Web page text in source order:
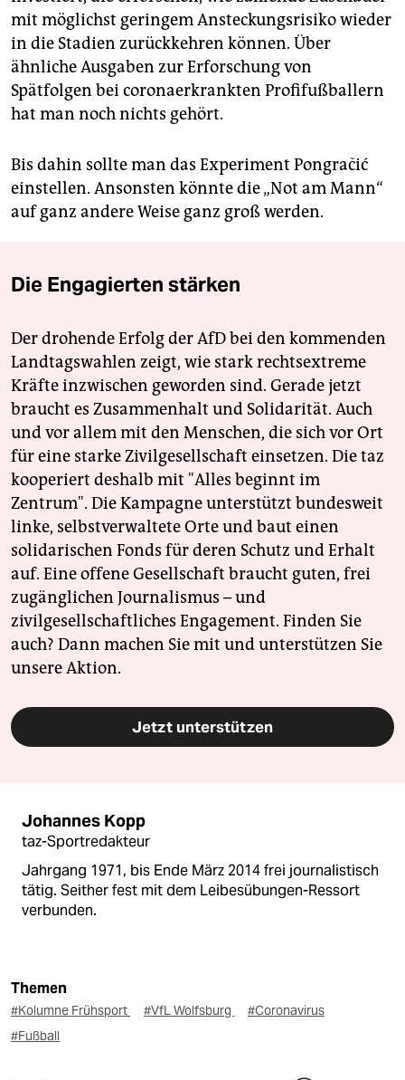
mit möglichst geringem Ansteckungsrisiko wieder
in die Stadien zurückkehren können. Über
ähnliche Ausgaben zur Erforschung von
Spätfolgen bei coronaerkrankten Profifußballern
hat man noch nichts gehört.
Bis dahin sollte man das Experiment Pongračić
einstellen. Ansonsten könnte die „Not am Mann“
auf ganz andere Weise ganz groß werden.
Die Engagierten stärken
Der drohende Erfolg der AfD bei den kommenden
Landtagswahlen zeigt, wie stark rechtsextreme
Kräfte inzwischen geworden sind. Gerade jetzt
braucht es Zusammenhalt und Solidarität. Auch
und vor allem mit den Menschen, die sich vor Ort
für eine starke Zivilgesellschaft einsetzen. Die taz
kooperiert deshalb mit "Alles beginnt im
Zentrum". Die Kampagne unterstützt bundesweit
linke, selbstverwaltete Orte und baut einen
solidarischen Fonds für deren Schutz und Erhalt
auf. Eine offene Gesellschaft braucht guten, frei
zugänglichen Journalismus – und
zivilgesellschaftliches Engagement. Finden Sie
auch? Dann machen Sie mit und unterstützen Sie
unsere Aktion.
Jetzt unterstützen
Johannes Kopp
taz-Sportredakteur
Jahrgang 1971, bis Ende März 2014 frei journalistisch
tätig. Seither fest mit dem Leibesübungen-Ressort
verbunden.
Themen
#Kolumne Frühsport #VfL Wolfsburg
#Coronavirus
#Fußball